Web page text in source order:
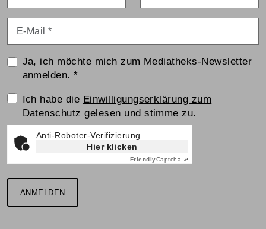
Ja, ich möchte mich zum Mediatheks-Newsletter
anmelden.*
Einwilligungserklärung
Ich habe die Einwilligungserklärung zum
Datenschutz gelesen und stimme zu.
Anti-Roboter-Verifizierung
Hier klicken
FriendlyCaptcha ⇗
ANMELDEN